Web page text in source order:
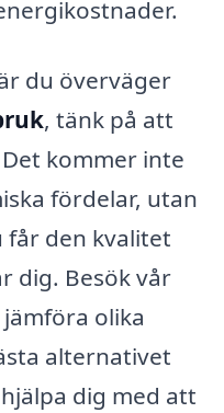
du överväger
, tänk på att
kommer inte
fördelar, utan
får den kvalitet
dig. Besök vår
olika
alternativet
dig med att